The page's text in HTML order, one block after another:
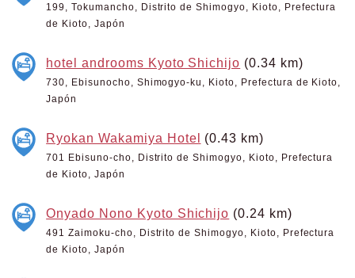
199, Tokumancho, Distrito de Shimogyo, Kioto, Prefectura
de Kioto, Japón
hotel androoms Kyoto Shichijo (0.34 km)
730, Ebisunocho, Shimogyo-ku, Kioto, Prefectura de Kioto,
Japón
Ryokan Wakamiya Hotel (0.43 km)
701 Ebisuno-cho, Distrito de Shimogyo, Kioto, Prefectura
de Kioto, Japón
Onyado Nono Kyoto Shichijo (0.24 km)
491 Zaimoku-cho, Distrito de Shimogyo, Kioto, Prefectura
de Kioto, Japón